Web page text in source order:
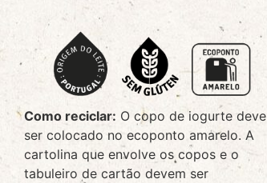
Como reciclar: O copo de iogurte deve
ser colocado no ecoponto amarelo. A
cartolina que envolve os copos e o
tabuleiro de cartão devem ser